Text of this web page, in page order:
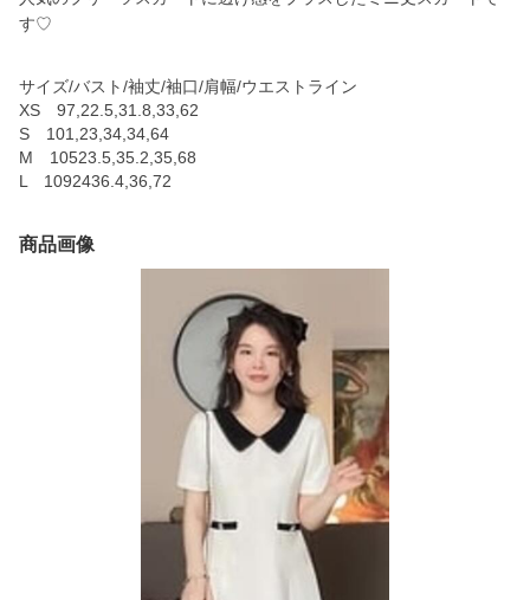
す♡
サイズ/バスト/袖丈/袖口/肩幅/ウエストライン
XS 97,22.5,31.8,33,62
S 101,23,34,34,64
M 10523.5,35.2,35,68
L 1092436.4,36,72
商品画像